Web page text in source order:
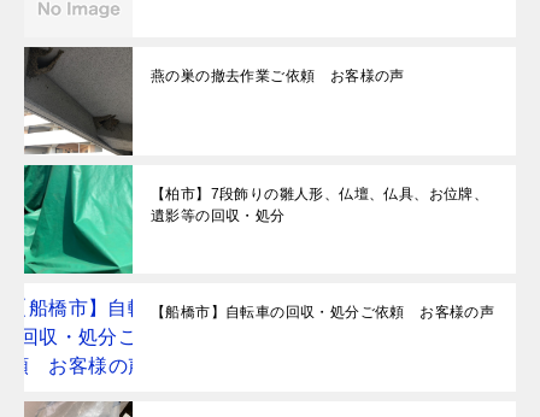
燕の巣の撤去作業ご依頼 お客様の声
【柏市】7段飾りの雛人形、仏壇、仏具、お位牌、
遺影等の回収・処分
【船橋市】自転車の回収・処分ご依頼 お客様の声